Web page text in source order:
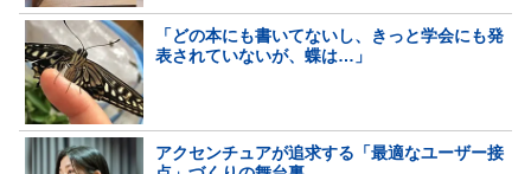
「どの本にも書いてないし、きっと学会にも発
表されていないが、蝶は…」
アクセンチュアが追求する「最適なユーザー接